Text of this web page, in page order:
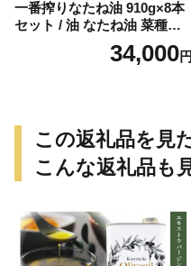
一番搾りなたね油 910g×8本
セット / 油 なたね油 菜種油
ナタネ【山下製油】 [NBE00
34,000円
この返礼品を見
こんな返礼品も